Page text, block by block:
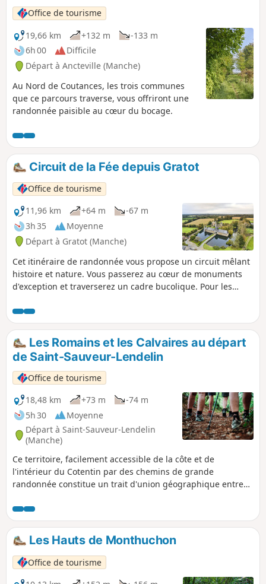
Office de tourisme
19,66 km
+132 m
-133 m
6h 00
Difficile
Départ à Ancteville (Manche)
Au Nord de Coutances, les trois communes
que ce parcours traverse, vous offriront une
randonnée paisible au cœur du bocage.
Circuit de la Fée depuis Gratot
Office de tourisme
11,96 km
+64 m
-67 m
3h 35
Moyenne
Départ à Gratot (Manche)
Cet itinéraire de randonnée vous propose un circuit mêlant
histoire et nature. Vous passerez au cœur de monuments
d'exception et traverserez un cadre bucolique. Pour les
petit havre de paix aux portes de Coutances.
Les Romains et les Calvaires au départ
de Saint-Sauveur-Lendelin
Office de tourisme
18,48 km
+73 m
-74 m
5h 30
Moyenne
Départ à Saint-Sauveur-Lendelin
(Manche)
Ce territoire, facilement accessible de la côte et de
l'intérieur du Cotentin par des chemins de grande
randonnée constitue un trait d'union géographique entre
d'Histoire. C'est un territoire vallonné qui comprend de
nombreuses zones humides (marais). Il est traversé par la
voie romaine (D 535) qui reliait Abrincae, nom romain
d'Avranches et Alauna, Valognes.
Les Hauts de Monthuchon
Office de tourisme